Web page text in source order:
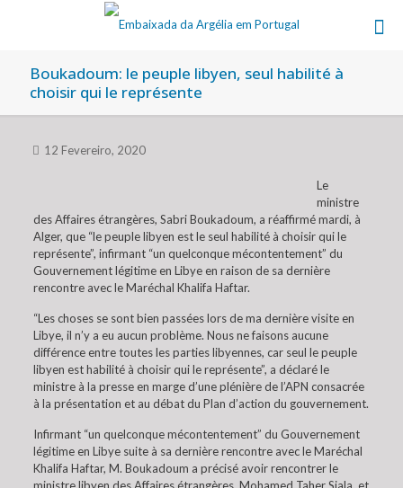
Boukadoum: le peuple libyen, seul habilité à
choisir qui le représente
12 Fevereiro, 2020
Le
ministre
des Affaires étrangères, Sabri Boukadoum, a réaffirmé mardi, à
Alger, que “le peuple libyen est le seul habilité à choisir qui le
représente”, infirmant “un quelconque mécontentement” du
Gouvernement légitime en Libye en raison de sa dernière
rencontre avec le Maréchal Khalifa Haftar.
“Les choses se sont bien passées lors de ma dernière visite en
Libye, il n’y a eu aucun problème. Nous ne faisons aucune
différence entre toutes les parties libyennes, car seul le peuple
libyen est habilité à choisir qui le représente”, a déclaré le
ministre à la presse en marge d’une plénière de l’APN consacrée
à la présentation et au débat du Plan d’action du gouvernement.
Infirmant “un quelconque mécontentement” du Gouvernement
légitime en Libye suite à sa dernière rencontre avec le Maréchal
Khalifa Haftar, M. Boukadoum a précisé avoir rencontrer le